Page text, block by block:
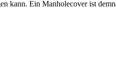
kann. Ein Manholecover ist